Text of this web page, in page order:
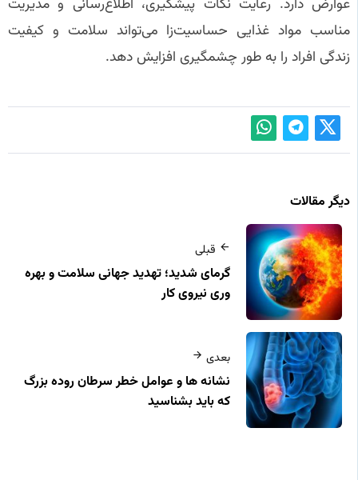
عوارض دارد. رعایت نکات پیشگیری، اطلاع‌رسانی و مدیریت
مناسب مواد غذایی حساسیت‌زا می‌تواند سلامت و کیفیت
زندگی افراد را به طور چشمگیری افزایش دهد.
دیگر مقالات
قبلی
گرمای شدید؛ تهدید جهانی سلامت و بهره‌
وری نیروی کار
بعدی
نشانه‌ ها و عوامل خطر سرطان روده بزرگ
که باید بشناسید